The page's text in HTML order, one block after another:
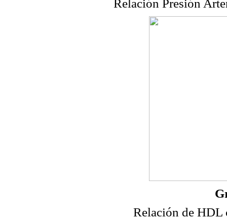
Relación Presión
Relación de HDL